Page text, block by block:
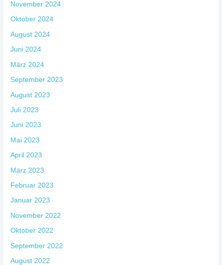
November 2024
Oktober 2024
August 2024
Juni 2024
März 2024
September 2023
August 2023
Juli 2023
Juni 2023
Mai 2023
April 2023
März 2023
Februar 2023
Januar 2023
November 2022
Oktober 2022
September 2022
August 2022